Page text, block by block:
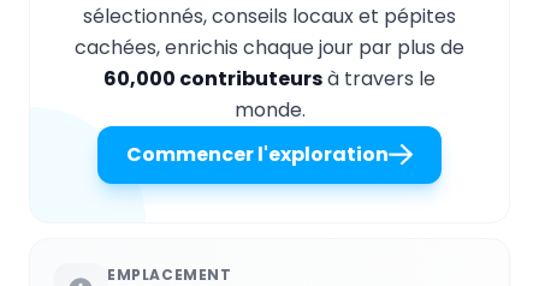
sélectionnés, conseils locaux et pépites
cachées, enrichis chaque jour par plus de
60,000 contributeursà travers le
monde.
Commencer l'exploration
EMPLACEMENT